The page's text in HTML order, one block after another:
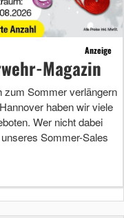
Anzeige
Magazin
zum Sommer verlängern
haben wir viele
Wer nicht dabei
Sommer-Sales